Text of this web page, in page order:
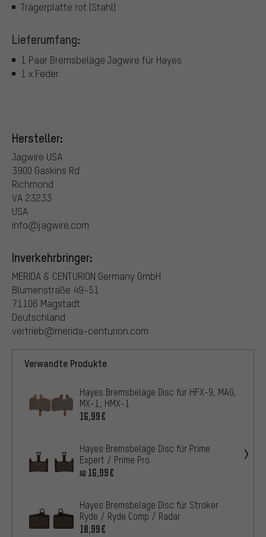
Trägerplatte rot (Stahl)
Lieferumfang:
1 Paar Bremsbeläge Jagwire für Hayes
1 x Feder
Hersteller:
Jagwire USA
3900 Gaskins Rd
Richmond
VA 23233
USA
info@jagwire.com
Inverkehrbringer:
MERIDA & CENTURION Germany GmbH
Blumenstraße 49-51
71106 Magstadt
Deutschland
vertrieb@merida-centurion.com
Verwandte Produkte
Hayes Bremsbeläge Disc für HFX-9, MAG,
MX-1, HMX-1
16,99€
Hayes Bremsbeläge Disc für Prime
Expert / Prime Pro
AB 16,99€
Hayes Bremsbeläge Disc für Stroker
Ryde / Ryde Comp / Radar
10,99€